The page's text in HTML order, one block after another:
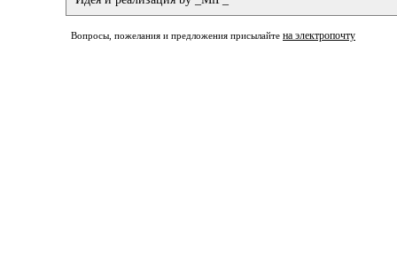
Вопросы, пожелания и предложения присылайте на электропочту